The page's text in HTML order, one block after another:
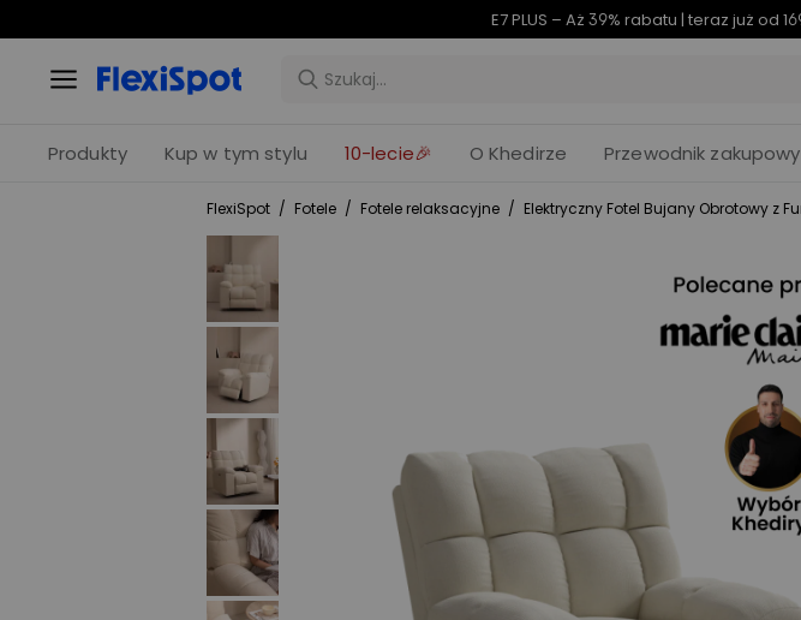
E7 PLUS – Aż 39% rabatu | teraz już od
Produkty Kup w tym stylu 10-lecie🎉 O Khedirze Przewodnik zakupowy
FlexiSpot / Fotele / Fotele relaksacyjne / Elektryczny Fotel Bujany Obrotowy z